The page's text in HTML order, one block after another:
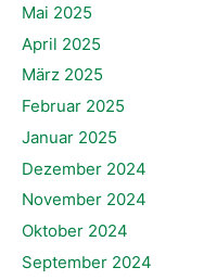
Mai 2025
April 2025
März 2025
Februar 2025
Januar 2025
Dezember 2024
November 2024
Oktober 2024
September 2024